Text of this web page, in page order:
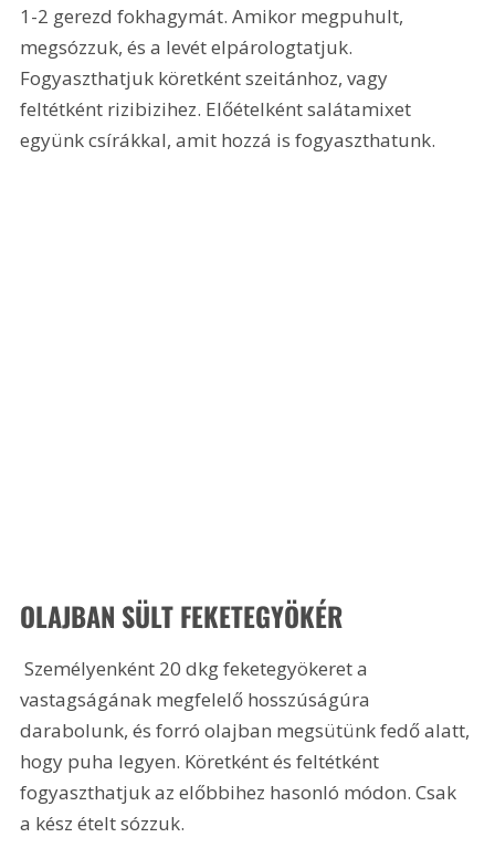
1-2 gerezd fokhagymát. Amikor megpuhult,
megsózzuk, és a levét elpárologtatjuk.
Fogyaszthatjuk köretként szeitánhoz, vagy
feltétként rizibizihez. Előételként salátamixet
együnk csírákkal, amit hozzá is fogyaszthatunk.
OLAJBAN SÜLT FEKETEGYÖKÉR
Személyenként 20 dkg feketegyökeret a
vastagságának megfelelő hosszúságúra
darabolunk, és forró olajban megsütünk fedő alatt,
hogy puha legyen. Köretként és feltétként
fogyaszthatjuk az előbbihez hasonló módon. Csak
a kész ételt sózzuk.